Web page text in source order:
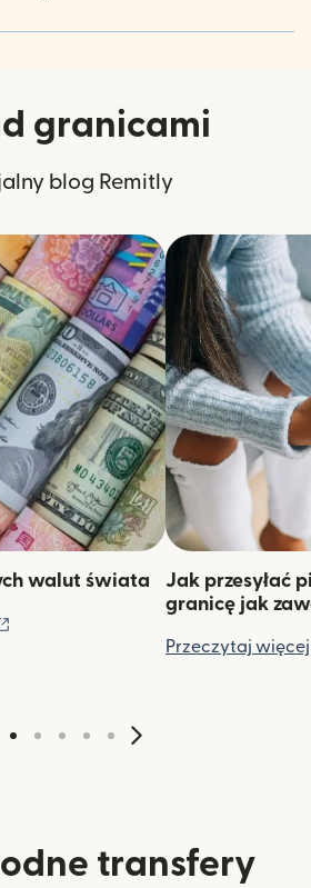
granicami
blog Remitly
walut świata
Jak przesyłać
granicę jak
Przeczytaj więcej
transfery